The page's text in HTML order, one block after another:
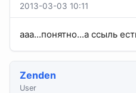
2013-03-03 10:11
ааа...понятно...а ссыль
Zenden
User